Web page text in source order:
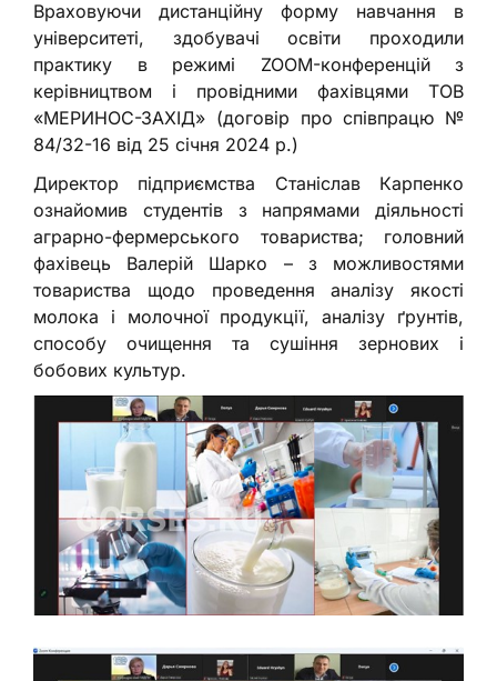
Враховуючи дистанційну форму навчання в
університеті, здобувачі освіти проходили
практику в режимі ZOOM-конференцій з
керівництвом і провідними фахівцями ТОВ
«МЕРИНОС-ЗАХІД» (договір про співпрацю №
84/32-16 від 25 січня 2024 р.)
Директор підприємства Станіслав Карпенко
ознайомив студентів з напрямами діяльності
аграрно-фермерського товариства; головний
фахівець Валерій Шарко – з можливостями
товариства щодо проведення аналізу якості
молока і молочної продукції, аналізу ґрунтів,
способу очищення та сушіння зернових і
бобових культур.